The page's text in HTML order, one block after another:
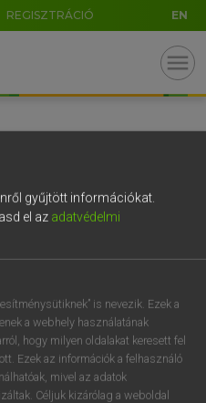
REGISZTRÁCIÓ EN
menu
gyűjtött információkat.
el az adatvédelmi
is nevezik. Ezek a
a webhely használatának
hogy milyen oldalakat keresett fel
Ezek az információk a felhasználó
mivel az adatok
Céljuk kizárólag a weboldal
. - AltGr